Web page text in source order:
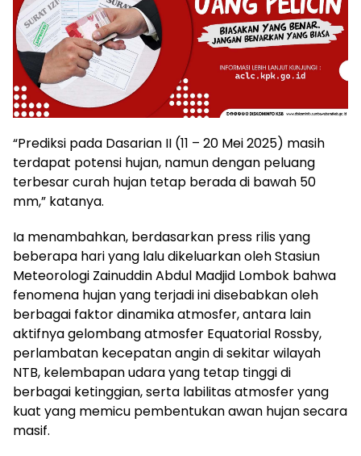
“Prediksi pada Dasarian II (11 – 20 Mei 2025) masih
terdapat potensi hujan, namun dengan peluang
terbesar curah hujan tetap berada di bawah 50
mm,” katanya.
Ia menambahkan, berdasarkan press rilis yang
beberapa hari yang lalu dikeluarkan oleh Stasiun
Meteorologi Zainuddin Abdul Madjid Lombok bahwa
fenomena hujan yang terjadi ini disebabkan oleh
berbagai faktor dinamika atmosfer, antara lain
aktifnya gelombang atmosfer Equatorial Rossby,
perlambatan kecepatan angin di sekitar wilayah
NTB, kelembapan udara yang tetap tinggi di
berbagai ketinggian, serta labilitas atmosfer yang
kuat yang memicu pembentukan awan hujan secara
masif.